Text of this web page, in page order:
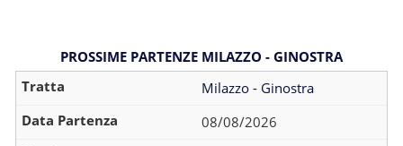
PROSSIME PARTENZE MILAZZO - GINOSTRA
Milazzo - Ginostra
08/08/2026